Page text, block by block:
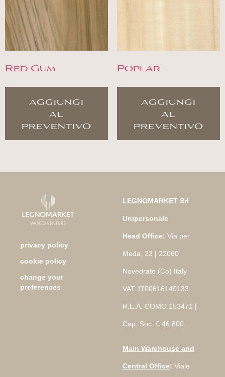
Red Gum
aggiungi
al
preventivo
Poplar
aggiungi
al
preventivo
privacy policy
cookie policy
change your
preferences
LEGNOMARKET Srl
Unipersonale
Head Office: Via per
Meda, 33 | 22060
Novedrate (Co) Italy
VAT: IT00616140133
R.E.A. COMO 153471 |
Cap. Soc. € 46.800
Main Warehouse and
Central Office: Viale